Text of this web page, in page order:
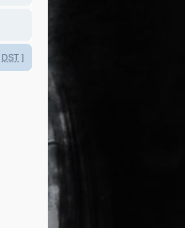
DST ]